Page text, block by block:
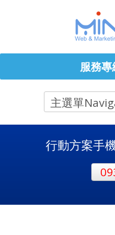
服務
行動方案手